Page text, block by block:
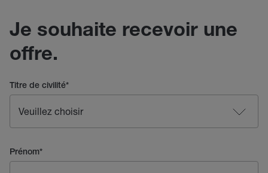
Je souhaite recevoir une
offre.
Titre de civilité*
Prénom*